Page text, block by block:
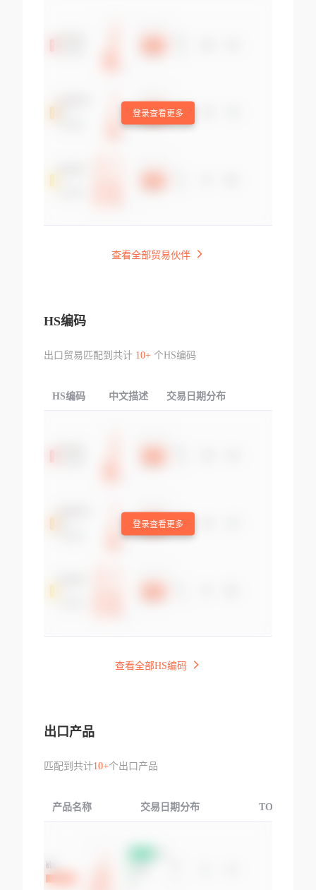
登录查看更多
查看全部贸易伙伴
HS编码
出口贸易匹配到共计 10+个HS编码
HS编码 中文描述 交易日期分布
登录查看更多
查看全部HS编码
出口产品
匹配到共计10+个出口产品
产品名称 交易日期分布 TOP3交易国